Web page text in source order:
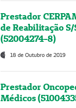
Prestador
de Reabilitação
(52004274-8)
18 de Outubro de 2019
Prestador
Médicos